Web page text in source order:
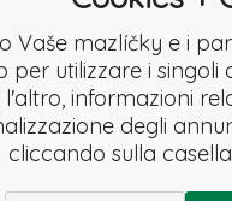
Kontakty
Záruka a
Reklamační
Denuncia
Revisione
Vaše mazlíčky e i
per utilizzare i
informazioni
degli
cliccando sulla